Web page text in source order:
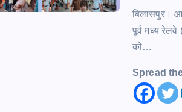
बिलासपुर।
पूर्व मध्य
को…
Spread